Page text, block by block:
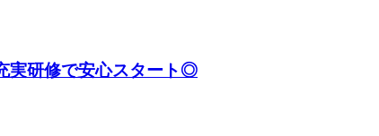
実研修で安心スタート◎